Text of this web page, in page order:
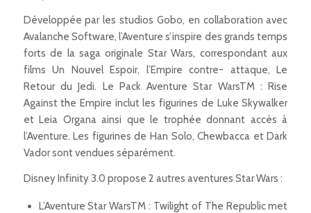
Développée par les studios Gobo, en collaboration avec
Avalanche Software, l’Aventure s’inspire des grands temps
forts de la saga originale Star Wars, correspondant aux
films Un Nouvel Espoir, l’Empire contre- attaque, Le
Retour du Jedi. Le Pack Aventure Star WarsTM : Rise
Against the Empire inclut les figurines de Luke Skywalker
et Leia Organa ainsi que le trophée donnant accès à
l’Aventure. Les figurines de Han Solo, Chewbacca et Dark
Vador sont vendues séparément.
Disney Infinity 3.0 propose 2 autres aventures Star Wars :
L’Aventure Star WarsTM : Twilight of The Republic met